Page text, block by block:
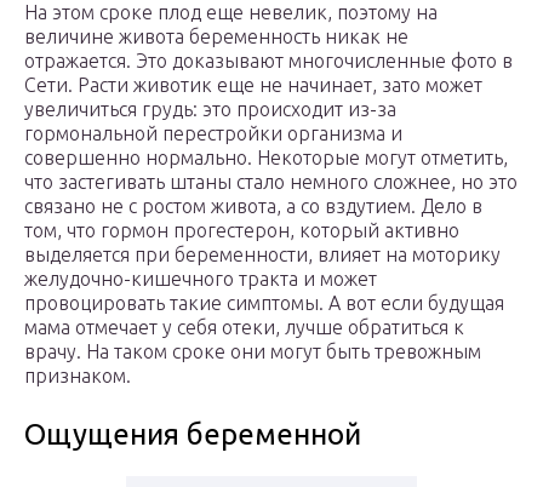
На этом сроке плод еще невелик, поэтому на
величине живота беременность никак не
отражается. Это доказывают многочисленные фото в
Сети. Расти животик еще не начинает, зато может
увеличиться грудь: это происходит из-за
гормональной перестройки организма и
совершенно нормально. Некоторые могут отметить,
что застегивать штаны стало немного сложнее, но это
связано не с ростом живота, а со вздутием. Дело в
том, что гормон прогестерон, который активно
выделяется при беременности, влияет на моторику
желудочно-кишечного тракта и может
провоцировать такие симптомы. А вот если будущая
мама отмечает у себя отеки, лучше обратиться к
врачу. На таком сроке они могут быть тревожным
признаком.
Ощущения беременной